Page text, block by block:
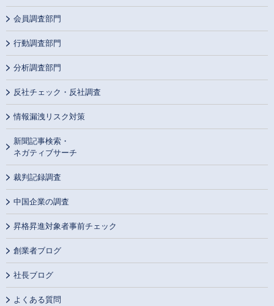
会員調査部門
行動調査部門
分析調査部門
反社チェック・反社調査
情報漏洩リスク対策
新聞記事検索・
ネガティブサーチ
裁判記録調査
中国企業の調査
昇格昇進対象者事前チェック
創業者ブログ
社長ブログ
よくある質問